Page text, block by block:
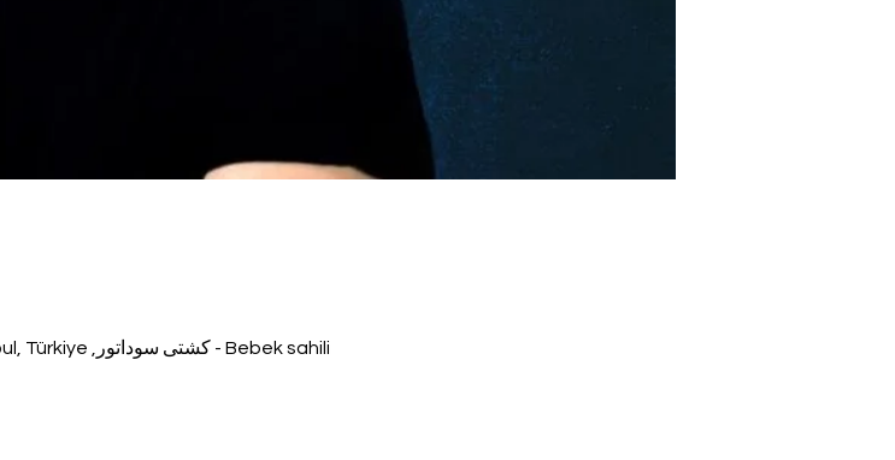
Bebek sahili - کشتی سوداتور, Bebek, Cevdet Paşa Cd., 34342 Beşiktaş/İstanbul, Türkiye